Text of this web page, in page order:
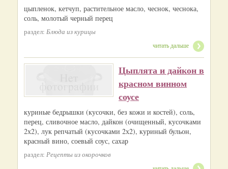
цыпленок, кетчуп, растительное масло, чеснок, чеснока,
соль, молотый черный перец
раздел: Блюда из курицы
читать дальше
Цыплята и дайкон в
красном винном
соусе
куриные бедрышки (кусочки, без кожи и костей), соль,
перец, сливочное масло, дайкон (очищенный, кусочками
2х2), лук репчатый (кусочками 2х2), куриный бульон,
красный вино, соевый соус, сахар
раздел: Рецепты из окорочков